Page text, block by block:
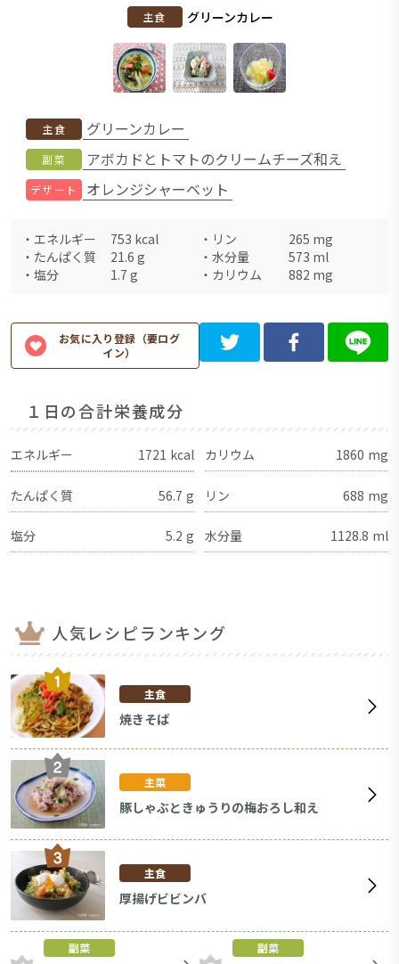
主食 グリーンカレー
主食 グリーンカレー
副菜 アボカドとトマトのクリームチーズ和え
デザート オレンジシャーベット
・ エネルギー 753 kcal ・ リン 265 mg
・ たんぱく質 21.6 g ・ 水分量 573 ml
・ 塩分 1.7 g ・ カリウム 882 mg
お気に入り登録（要ログ
イン）
１日の合計栄養成分
エネルギー 1721 kcal カリウム 1860 mg
たんぱく質 56.7 g リン 688 mg
塩分 5.2 g 水分量 1128.8 ml
人気レシピランキング
主食
焼きそば
主菜
豚しゃぶときゅうりの梅おろし和え
主食
厚揚げビビンバ
副菜 副菜